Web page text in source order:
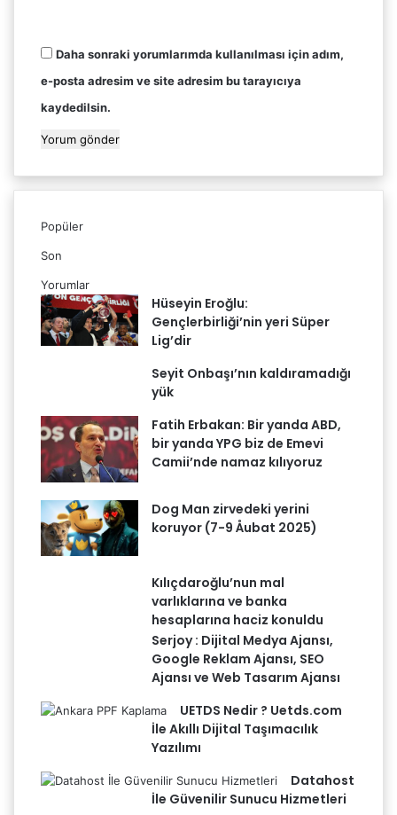
Daha sonraki yorumlarımda kullanılması için adım,
e-posta adresim ve site adresim bu tarayıcıya
kaydedilsin.
Popüler
Son
Yorumlar
Hüseyin Eroğlu:
Gençlerbirliği’nin yeri Süper
Lig’dir
Seyit Onbaşı’nın kaldıramadığı
yük
Fatih Erbakan: Bir yanda ABD,
bir yanda YPG biz de Emevi
Camii’nde namaz kılıyoruz
Dog Man zirvedeki yerini
koruyor (7-9 Åubat 2025)
Kılıçdaroğlu’nun mal
varlıklarına ve banka
hesaplarına haciz konuldu
Serjoy : Dijital Medya Ajansı,
Google Reklam Ajansı, SEO
Ajansı ve Web Tasarım Ajansı
UETDS Nedir ? Uetds.com
İle Akıllı Dijital Taşımacılık
Yazılımı
Datahost
İle Güvenilir Sunucu Hizmetleri